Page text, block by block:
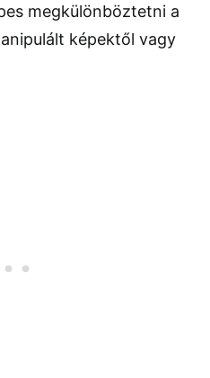
megkülönböztetni a
képektől vagy